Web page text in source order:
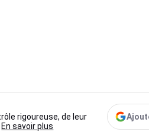
rigoureuse, de leur
En savoir plus